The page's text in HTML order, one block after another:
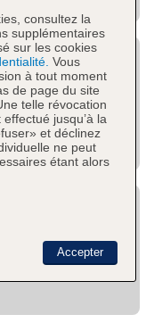
consultez la
supplémentaires
sur les cookies
Vous
à tout moment
de page du site
telle révocation
jusqu’à la
et déclinez
ne peut
étant alors
Accepter